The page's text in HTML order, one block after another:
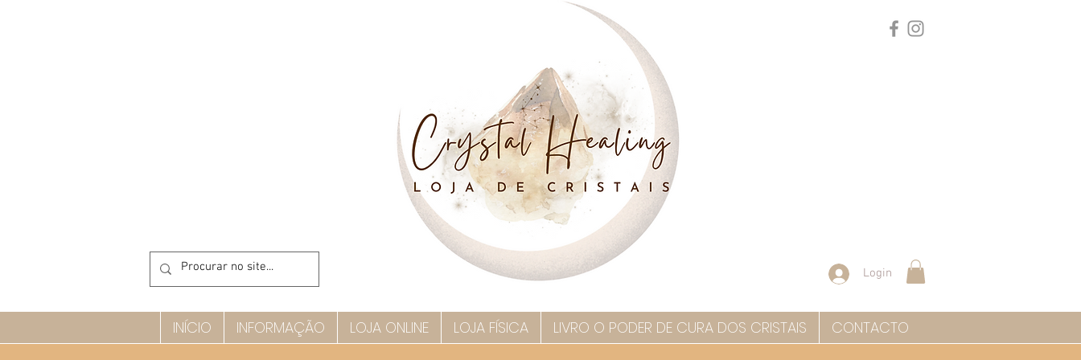
Login
INÍCIO INFORMAÇÃO LOJA ONLINE LOJA FÍSICA LIVRO O PODER DE CURA DOS CRISTAIS CONTACTO